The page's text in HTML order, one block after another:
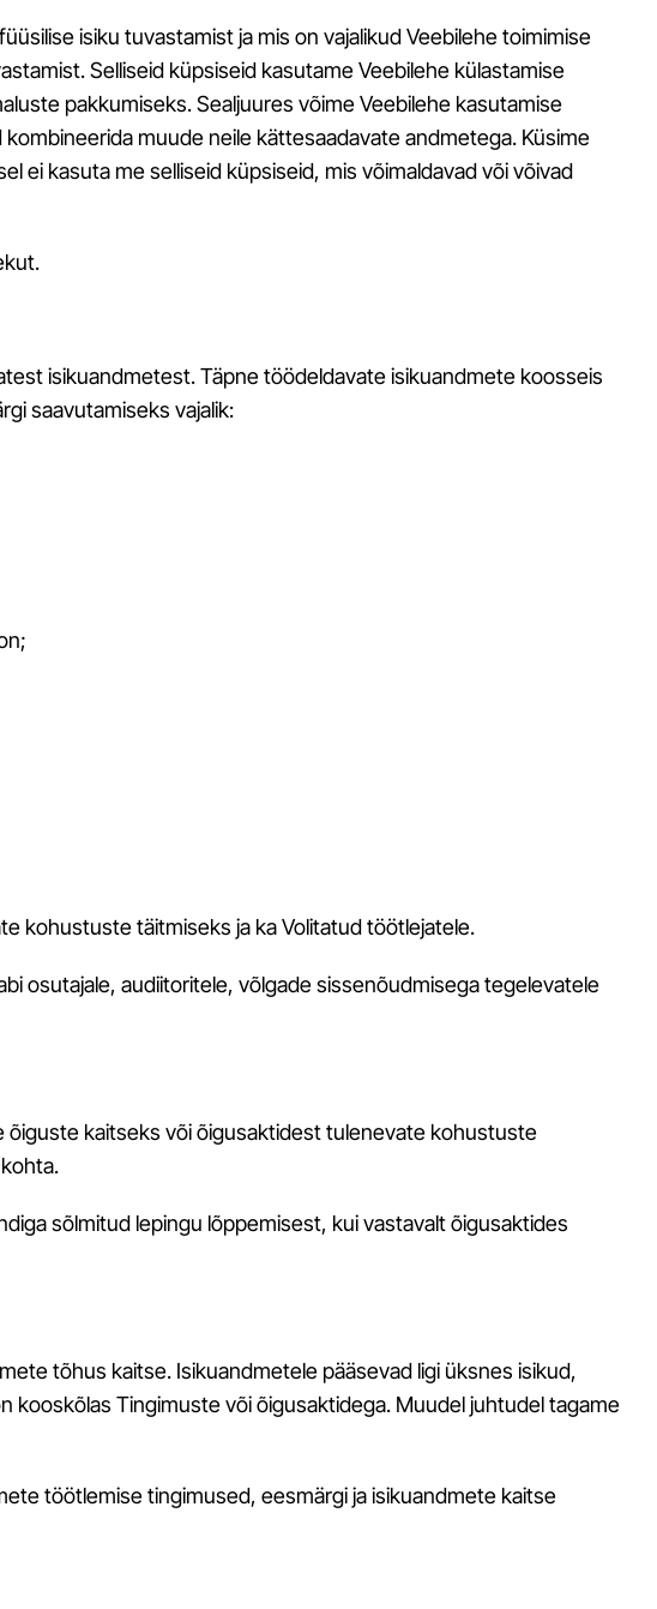
isiku tuvastamist ja mis on vajalikud Veebilehe toimimise
Selliseid küpsiseid kasutame Veebilehe külastamise
pakkumiseks. Sealjuures võime Veebilehe kasutamise
muude neile kättesaadavate andmetega. Küsime
ei kasuta me selliseid küpsiseid, mis võimaldavad või võivad
isikuandmetest. Täpne töödeldavate isikuandmete koosseis
saavutamiseks vajalik:
kohustuste täitmiseks ja ka Volitatud töötlejatele.
osutajale, audiitoritele, võlgade sissenõudmisega tegelevatele
õiguste kaitseks või õigusaktidest tulenevate kohustuste
sõlmitud lepingu lõppemisest, kui vastavalt õigusaktides
tõhus kaitse. Isikuandmetele pääsevad ligi üksnes isikud,
kooskõlas Tingimuste või õigusaktidega. Muudel juhtudel tagame
töötlemise tingimused, eesmärgi ja isikuandmete kaitse